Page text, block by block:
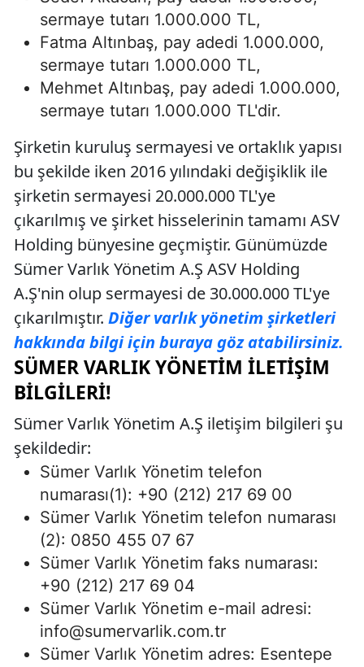
sermaye tutarı 1.000.000 TL,
Fatma Altınbaş, pay adedi 1.000.000,
sermaye tutarı 1.000.000 TL,
Mehmet Altınbaş, pay adedi 1.000.000,
sermaye tutarı 1.000.000 TL'dir.
Şirketin kuruluş sermayesi ve ortaklık yapısı
bu şekilde iken 2016 yılındaki değişiklik ile
şirketin sermayesi 20.000.000 TL'ye
çıkarılmış ve şirket hisselerinin tamamı ASV
Holding bünyesine geçmiştir. Günümüzde
Sümer Varlık Yönetim A.Ş ASV Holding
A.Ş'nin olup sermayesi de 30.000.000 TL'ye
çıkarılmıştır. Diğer varlık yönetim şirketleri
hakkında bilgi için buraya göz atabilirsiniz.
SÜMER VARLIK YÖNETIM İLETIŞIM
BILGILERI!
Sümer Varlık Yönetim A.Ş iletişim bilgileri şu
şekildedir:
Sümer Varlık Yönetim telefon
numarası(1): +90 (212) 217 69 00
Sümer Varlık Yönetim telefon numarası
(2): 0850 455 07 67
Sümer Varlık Yönetim faks numarası:
+90 (212) 217 69 04
Sümer Varlık Yönetim e-mail adresi:
info@sumervarlik.com.tr
Sümer Varlık Yönetim adres: Esentepe